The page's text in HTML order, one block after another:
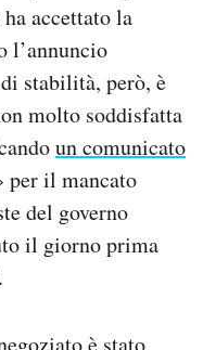
accettato la
l’annuncio
stabilità, però, è
molto soddisfatta
un comunicato
per il mancato
del governo
il giorno prima
è stato